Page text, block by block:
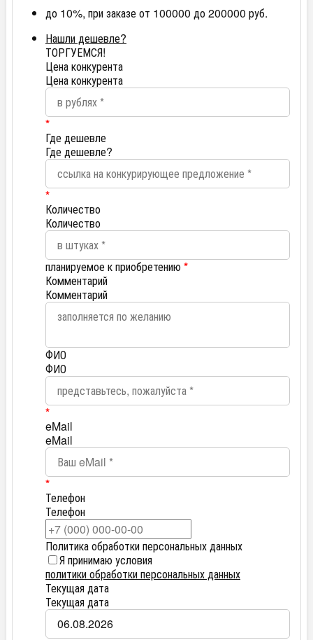
до 10%, при заказе от 100000 до 200000 руб.
Нашли дешевле?
ТОРГУЕМСЯ!
Цена конкурента
Цена конкурента
*
Где дешевле
Где дешевле?
*
Количество
Количество
планируемое к приобретению *
Комментарий
Комментарий
ФИО
ФИО
*
eMail
eMail
*
Телефон
Телефон
Политика обработки персональных данных
Я принимаю условия
политики обработки персональных данных
Текущая дата
Текущая дата